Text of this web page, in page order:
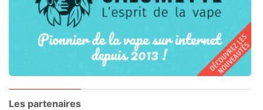
Les partenaires